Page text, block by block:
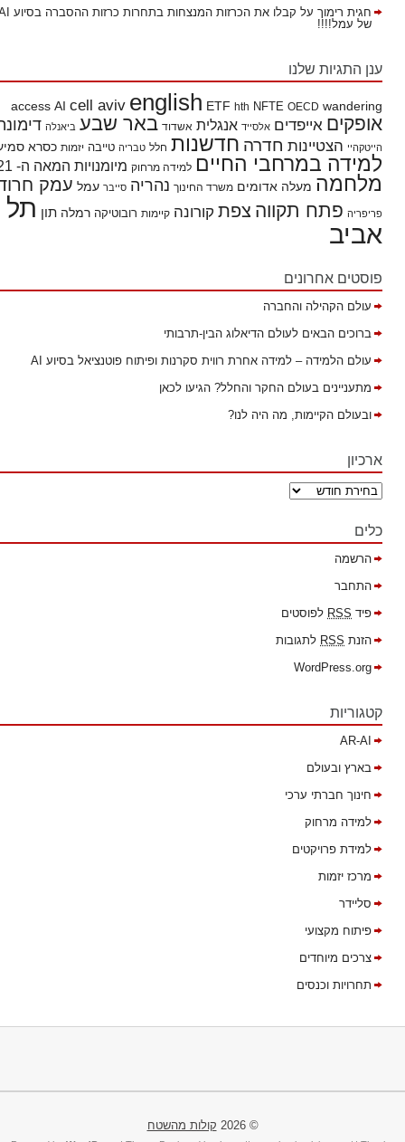
חגית רימוךעל
קבלו את הכרזות המנצחות בתחרות כרזות ההסברה בסיוע AI
של עמל!!!!
ענן התגיות שלנו
access AI cell aviv english ETF hth NFTE OECD wandering
אופקים אייפדים אלסייד אנגלית אשדוד באר שבע ביאנלה דימונה
הייטקהיי הצטיינות חדרה חדשנות חלל טבריה טייבה יזמות כסרא סמיע
למידה במרחבי החיים למידה מרחוק מיומנויות המאה ה- 21
מלחמה מעלה אדומים משרד החינוך נהריה סייבר עמל עמק חרוד
פריפריה פתח תקווה צפת קורונה קיימות רובוטיקה רמלה תון
תל
אביב
פוסטים אחרונים
עולם הקהילה והחברה
ברוכים הבאים לעולם הדיאלוג הבין-תרבותי
עולם הלמידה – למידה אחרת רווית סקרנות ופיתוח פוטנציאל בסיוע AI
מתעניינים בעולם החקר והחלל? הגיעו לכאן
ובעולם הקיימות, מה היה לנו?
ארכיון
כלים
הרשמה
התחבר
פידRSSלפוסטים
הזנתRSSלתגובות
WordPress.org
קטגוריות
AR-AI
בארץ ובעולם
חינוך חברתי ערכי
למידה מרחוק
למידת פרויקטים
מרכז יזמות
סליידר
פיתוח מקצועי
צרכים מיוחדים
תחרויות וכנסים
© 2026 קולות מהשטח